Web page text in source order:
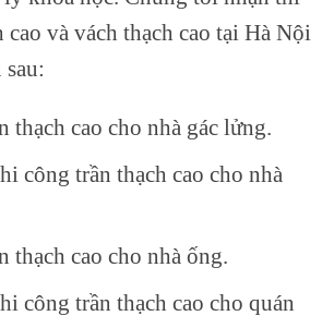
cao và vách thạch cao tại Hà Nội
thạch cao cho nhà gác lửng.
công trần thạch cao cho nhà
thạch cao cho nhà ống.
công trần thạch cao cho quán